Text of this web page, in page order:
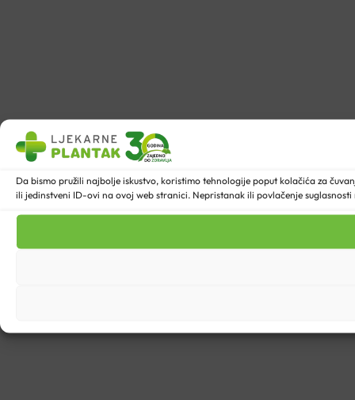
Da bismo pružili najbolje iskustvo, koristimo tehnologije poput kolačića za
ili jedinstveni ID-ovi na ovoj web stranici. Nepristanak ili povlačenje